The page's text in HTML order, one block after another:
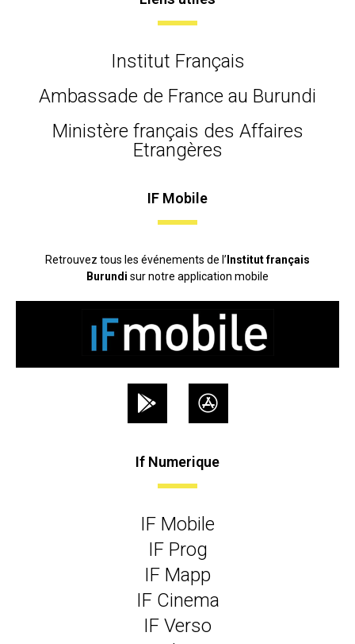
Institut Français
Ambassade de France au Burundi
Ministère français des Affaires
Etrangères
IF Mobile
Retrouvez tous les événements de l’ Institut français
Burundi sur notre application mobile
If Numerique
IF Mobile
IF Prog
IF Mapp
IF Cinema
IF Verso